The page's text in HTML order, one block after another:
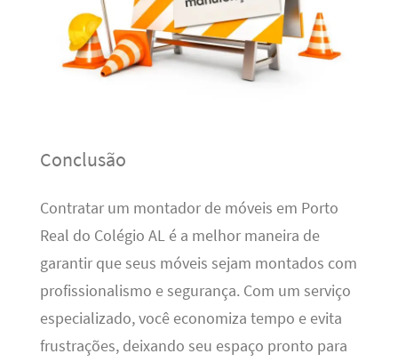
Conclusão
Contratar um montador de móveis em Porto
Real do Colégio AL é a melhor maneira de
garantir que seus móveis sejam montados com
profissionalismo e segurança. Com um serviço
especializado, você economiza tempo e evita
frustrações, deixando seu espaço pronto para